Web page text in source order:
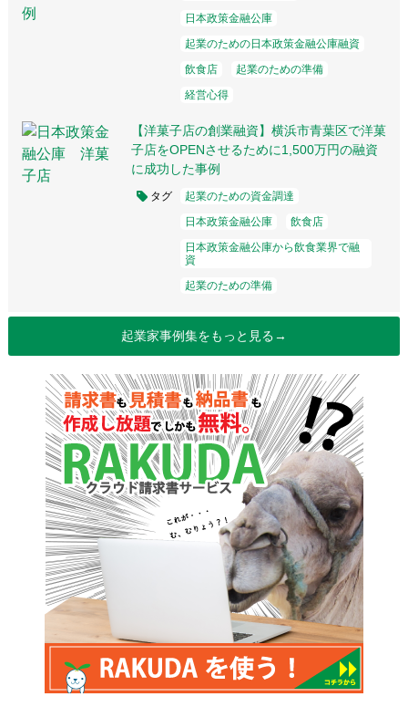
日本政策金融公庫
起業のための日本政策金融公庫融資
飲食店
起業のための準備
経営心得
【洋菓子店の創業融資】横浜市青葉区で洋菓
子店をOPENさせるために1,500万円の融資
に成功した事例
タグ
起業のための資金調達
日本政策金融公庫
飲食店
日本政策金融公庫から飲食業界で融
資
起業のための準備
起業家事例集をもっと見る→